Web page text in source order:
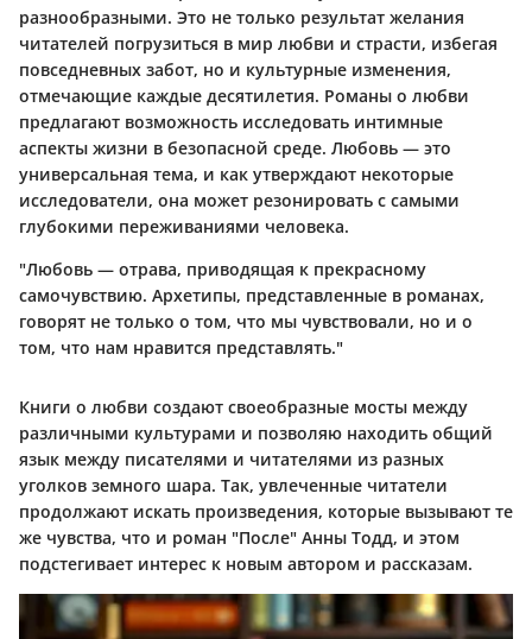
разнообразными. Это не только результат желания
читателей погрузиться в мир любви и страсти, избегая
повседневных забот, но и культурные изменения,
отмечающие каждые десятилетия. Романы о любви
предлагают возможность исследовать интимные
аспекты жизни в безопасной среде. Любовь — это
универсальная тема, и как утверждают некоторые
исследователи, она может резонировать с самыми
глубокими переживаниями человека.
"Любовь — отрава, приводящая к прекрасному
самочувствию. Архетипы, представленные в романах,
говорят не только о том, что мы чувствовали, но и о
том, что нам нравится представлять."
Книги о любви создают своеобразные мосты между
различными культурами и позволяю находить общий
язык между писателями и читателями из разных
уголков земного шара. Так, увлеченные читатели
продолжают искать произведения, которые вызывают те
же чувства, что и роман "После" Анны Тодд, и этом
подстегивает интерес к новым автором и рассказам.